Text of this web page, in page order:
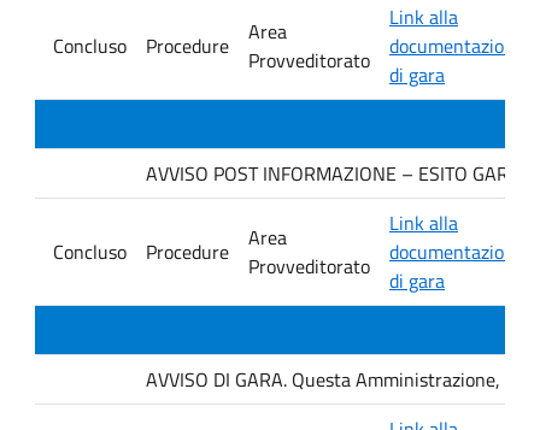
Concluso Procedure
Area
Provveditorato
Link alla
documentazione
di gara
AVVISO POST INFORMAZIONE – ESITO GARA
Concluso Procedure
Area
Provveditorato
Link alla
documentazione
di gara
AVVISO DI GARA. Questa Amministrazione,